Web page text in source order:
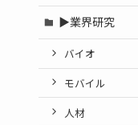
▶業界研究
バイオ
モバイル
人材